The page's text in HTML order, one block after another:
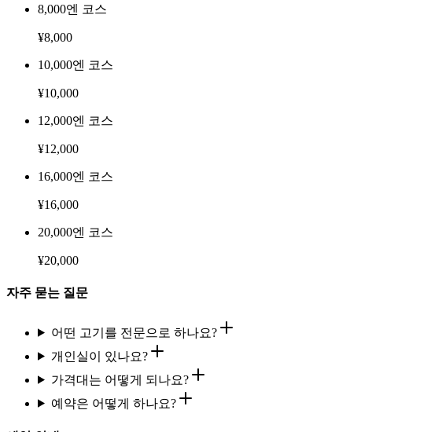
8,000엔 코스
¥8,000
10,000엔 코스
¥10,000
12,000엔 코스
¥12,000
16,000엔 코스
¥16,000
20,000엔 코스
¥20,000
자주 묻는 질문
어떤 고기를 전문으로 하나요?
개인실이 있나요?
가격대는 어떻게 되나요?
예약은 어떻게 하나요?